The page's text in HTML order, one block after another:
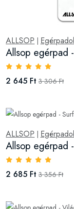
ALLSOP
Allsop egérpad
2 645 Ft 3 306 Ft
ALLSOP |
Allsop egérpad
2 685 Ft 3 356 Ft